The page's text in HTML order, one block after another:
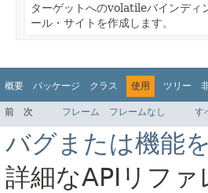
ターゲットへのvolatileバインディ
ール・サイトを作成します。
概要 パッケージ クラス 使用 ツリー
前 次 フレーム フレームなし す
バグまたは機能
詳細なAPIリフ